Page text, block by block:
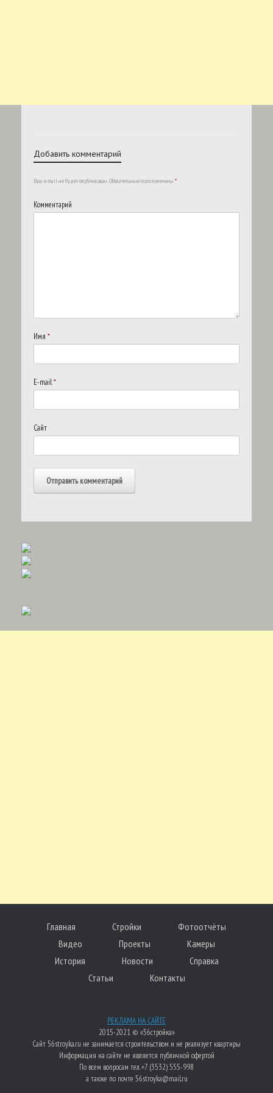
Добавить комментарий
Ваш e-mail не будет опубликован.Обязательные поля помечены *
Комментарий
Имя *
E-mail*
Сайт
Главная Стройки
Фотоотчёты
Видео
Проекты
Камеры
История
Новости
Справка
Статьи
Контакты
РЕКЛАМА НА САЙТЕ
2015-2021 © «56стройка»
Сайт 56stroyka.ru не занимается строительством и не реализует квартиры
Информация на сайте не является публичной офертой
По всем вопросам тел. +7 (3532) 555-998
а также по почте 56stroyka@mail.ru